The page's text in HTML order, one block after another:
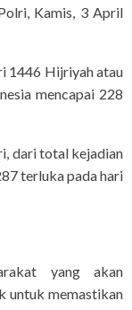
Kamis, 3 April
1446 Hijriyah atau
mencapai 228
dari total kejadian
terluka pada hari
yang akan
untuk memastikan